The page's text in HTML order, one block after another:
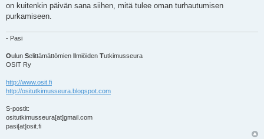
on kuitenkin päivän sana siihen, mitä tulee oman turhautumisen
purkamiseen.
- Pasi
Oulun Selittämättömien Ilmiöiden Tutkimusseura
OSIT Ry
http://www.osit.fi
http://ositutkimusseura.blogspot.com
S-postit:
ositutkimusseura[at]gmail.com
pasi[at]osit.fi